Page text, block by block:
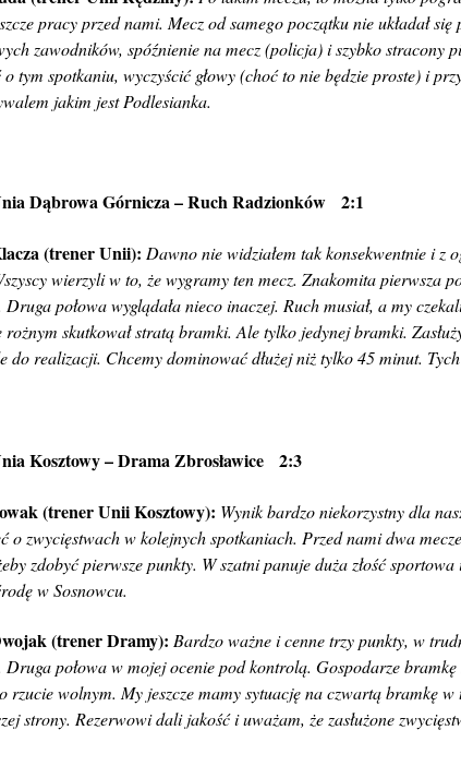
pracy przed nami. Mecz od samego początku nie układał
zawodników, spóźnienie na mecz (policja) i szybko stracony
o tym spotkaniu, wyczyścić głowy (choć to nie będzie proste) i
jakim jest Podlesianka.
Dąbrowa Górnicza – Ruch Radzionków 2:1
(trener Unii):Dawno nie widziałem tak konsekwentnie i
wierzyli w to, że wygramy ten mecz. Znakomita pierwsza
połowa wyglądała nieco inaczej. Ruch musiał, a my
rożnym skutkował stratą bramki. Ale tylko jedynej bramki.
do realizacji. Chcemy dominować dłużej niż tylko 45 minut.
Kosztowy – Drama Zbrosławice 2:3
(trener Unii Kosztowy): Wynik bardzo niekorzystny dla
o zwycięstwach w kolejnych spotkaniach. Przed nami dwa
zdobyć pierwsze punkty. W szatni panuje duża złość
w Sosnowcu.
(trener Dramy): Bardzo ważne i cenne trzy punkty, w
Druga połowa w mojej ocenie pod kontrolą. Gospodarze
rzucie wolnym. My jeszcze mamy sytuację na czwartą bramkę
strony. Rezerwowi dali jakość i uważam, że zasłużone